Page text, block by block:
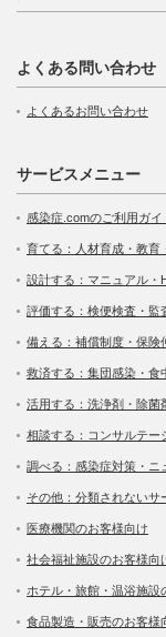
よくある問い合わせ
よくあるお問い合わせ
サービスメニュー
感染症.comのご利用ガイ
育てる：人材育成・教育
設計する：マニュアル・
評価する：検便検査・監
備える：補償制度・保険
救済する：集団感染・食
活用する：洗浄剤・除菌
相談する：コンサルテー
調べる：感染症対策・ニ
その他：分類されないサ
医療機関のお客様向け
社会福祉施設のお客様向
ホテル・旅館・温浴施設
食品製造・販売のお客様